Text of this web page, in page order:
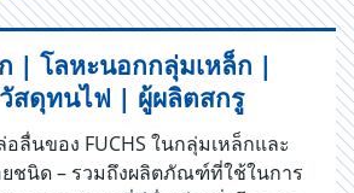
| โลหะนอกกลุ่มเหล็ก |
สดุทนไฟ | ผู้ผลิตสกรู
นของ FUCHS ในกลุ่มเหล็กและ
ชนิด – รวมถึงผลิตภัณฑ์ที่ใช้ในการ